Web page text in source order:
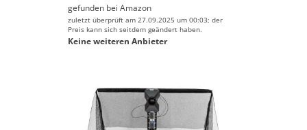
gefunden bei Amazon
zuletzt überprüft am 27.09.2025 um 00:03; der
Preis kann sich seitdem geändert haben.
Keine weiteren Anbieter